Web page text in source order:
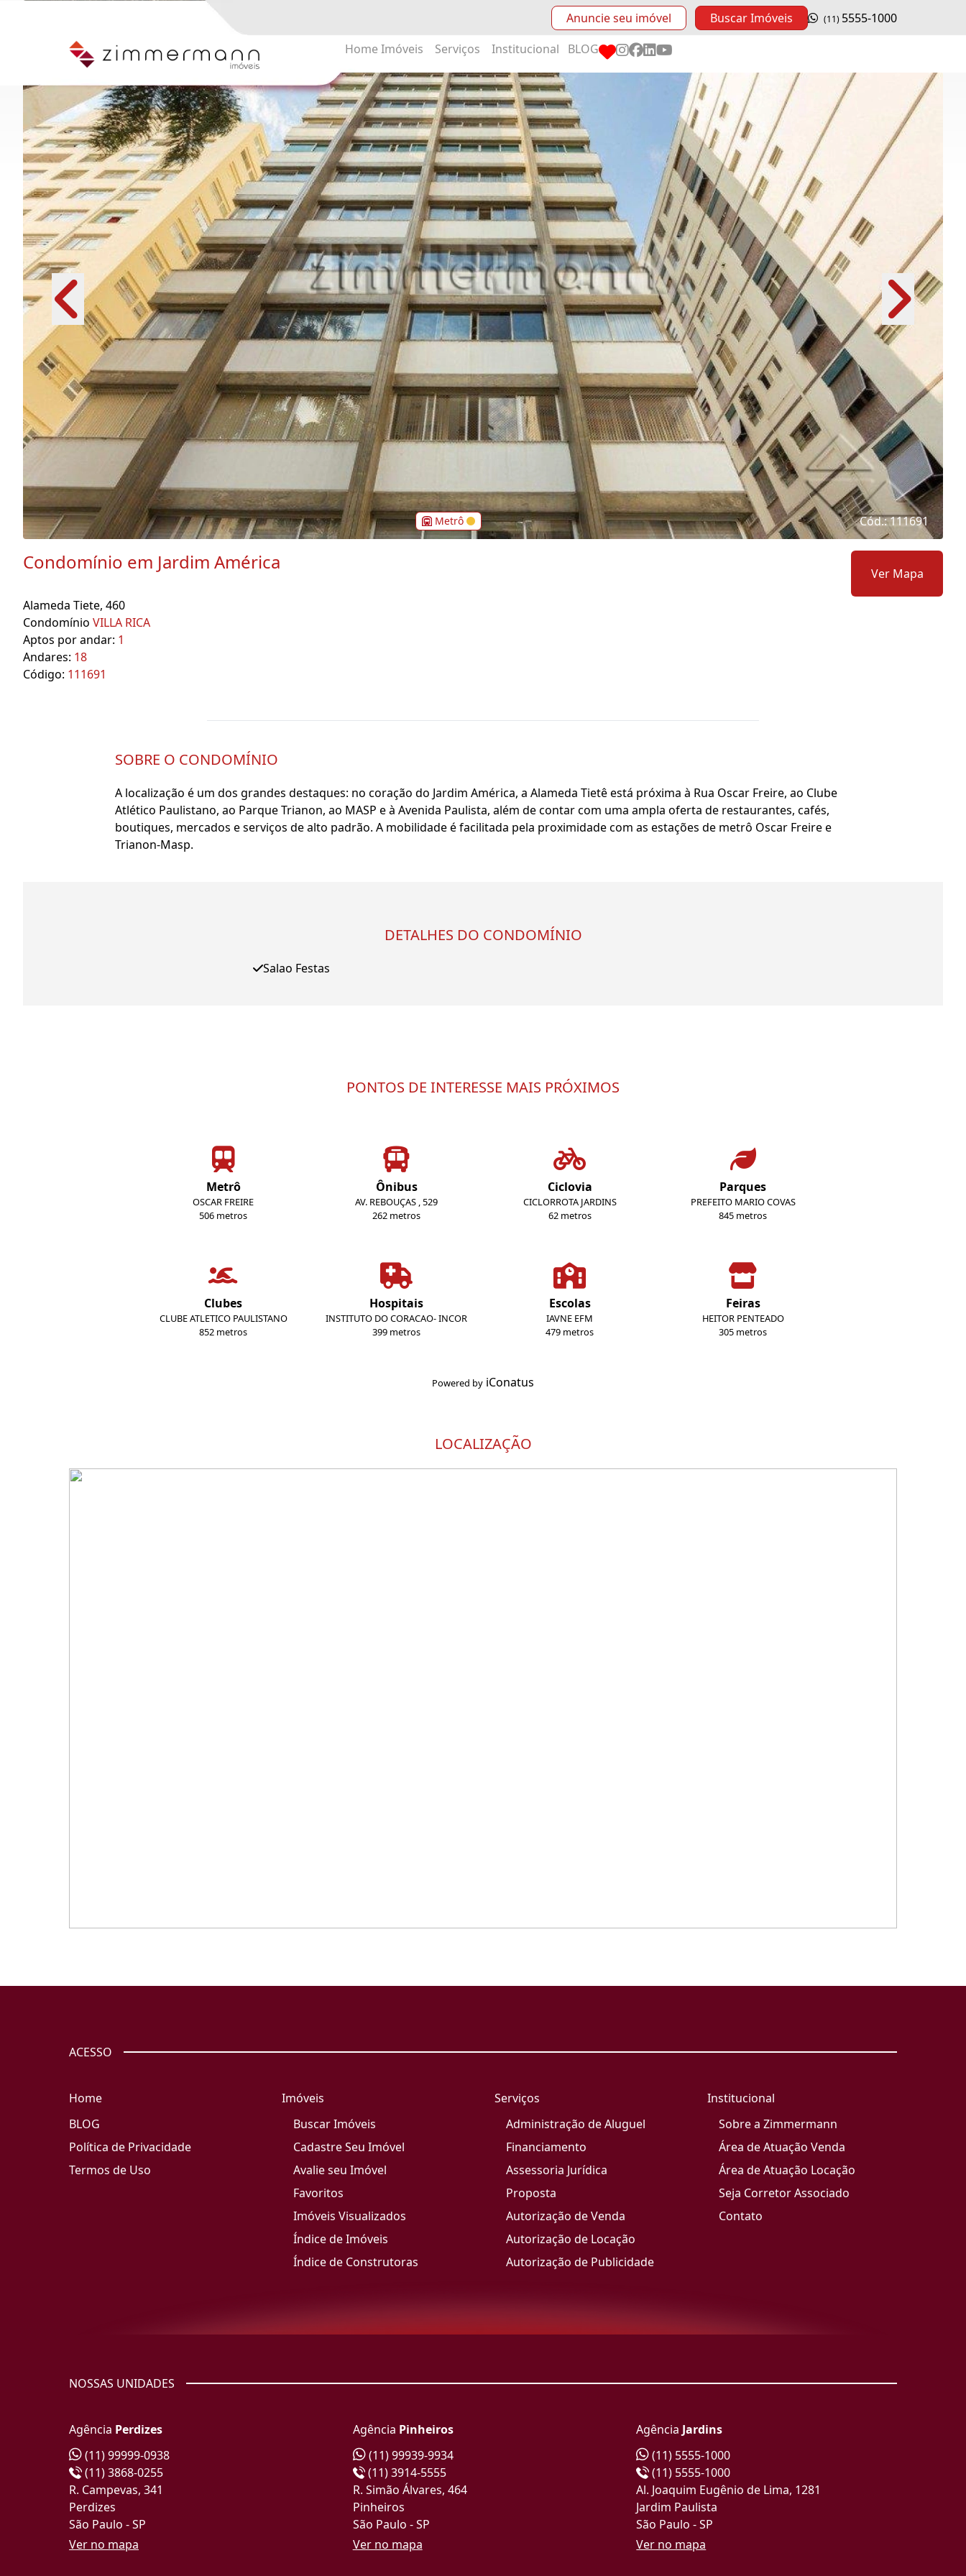
Anuncie seu imóvel Buscar Imóveis (11) 5555-1000
Home Imóveis Serviços Institucional BLOG
Metrô Cód.: 111691
Condomínio em Jardim América
Alameda Tiete, 460
Condomínio VILLA RICA
Aptos por andar: 1
Andares: 18
Código: 111691
Ver Mapa
SOBRE O CONDOMÍNIO
A localização é um dos grandes destaques: no coração do Jardim América, a Alameda Tietê está próxima à Rua Oscar Freire, ao Clube
Atlético Paulistano, ao Parque Trianon, ao MASP e à Avenida Paulista, além de contar com uma ampla oferta de restaurantes, cafés,
boutiques, mercados e serviços de alto padrão. A mobilidade é facilitada pela proximidade com as estações de metrô Oscar Freire e
Trianon-Masp.
DETALHES DO CONDOMÍNIO
Salao Festas
PONTOS DE INTERESSE MAIS PRÓXIMOS
Metrô
OSCAR FREIRE
506 metros
Ônibus
AV. REBOUÇAS , 529
262 metros
Ciclovia
CICLORROTA JARDINS
62 metros
Parques
PREFEITO MARIO COVAS
845 metros
Clubes
CLUBE ATLETICO PAULISTANO
852 metros
Hospitais
INSTITUTO DO CORACAO- INCOR
399 metros
Escolas
IAVNE EFM
479 metros
Feiras
HEITOR PENTEADO
305 metros
Powered by iConatus
LOCALIZAÇÃO
ACESSO
Home
BLOG
Política de Privacidade
Termos de Uso
Imóveis
Buscar Imóveis
Cadastre Seu Imóvel
Avalie seu Imóvel
Favoritos
Imóveis Visualizados
Índice de Imóveis
Índice de Construtoras
Serviços
Administração de Aluguel
Financiamento
Assessoria Jurídica
Proposta
Autorização de Venda
Autorização de Locação
Autorização de Publicidade
Institucional
Sobre a Zimmermann
Área de Atuação Venda
Área de Atuação Locação
Seja Corretor Associado
Contato
NOSSAS UNIDADES
Agência Perdizes
(11) 99999-0938
(11) 3868-0255
R. Campevas, 341
Perdizes
São Paulo - SP
Ver no mapa
Agência Pinheiros
(11) 99939-9934
(11) 3914-5555
R. Simão Álvares, 464
Pinheiros
São Paulo - SP
Ver no mapa
Agência Jardins
(11) 5555-1000
(11) 5555-1000
Al. Joaquim Eugênio de Lima, 1281
Jardim Paulista
São Paulo - SP
Ver no mapa